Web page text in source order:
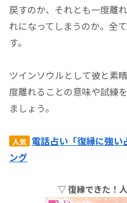
戻すのか、それとも一度離
れになってしまうのか。全
す。
ツインソウルとして彼と素
度離れることの意味や試練
ましょう。
人気 電話占い「復縁に強
ング
▽ 復縁できた！